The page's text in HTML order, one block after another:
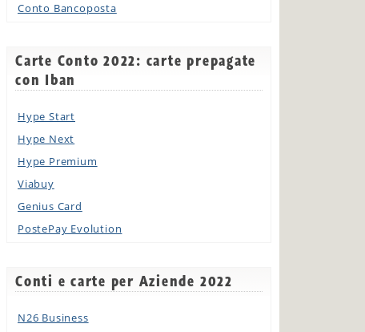
Conto Bancoposta
Carte Conto 2022: carte prepagate
con Iban
Hype Start
Hype Next
Hype Premium
Viabuy
Genius Card
PostePay Evolution
Conti e carte per Aziende 2022
N26 Business